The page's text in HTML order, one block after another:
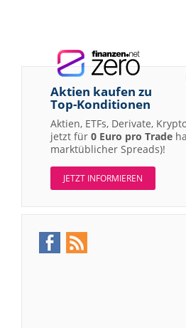
Aktien kaufen zu
Top-Konditionen
Aktien, ETFs, Derivate,
jetzt für 0 Euro pro Trade
marktüblicher Spreads)!
JETZT INFORMIEREN